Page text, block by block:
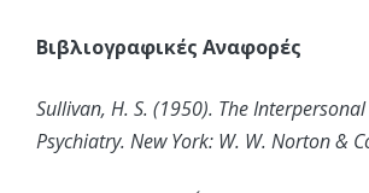
Βιβλιογραφικές Αναφορές
Sullivan, H. S. (1950). The
Psychiatry. New York: W. W. Norton &